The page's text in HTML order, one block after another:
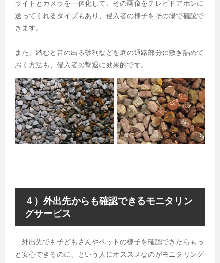
ライトとカメラを一体化して、その画像をテレビドアホンに
送ってくれるタイプもあり、侵入者の様子をその場で確認で
きます。
また、踏むと音の出る砂利などを庭の通路部分に敷き詰めて
おく方法も、侵入者の撃退に効果的です。
４）外出先からも確認できるモニタリン
グサービス
外出先でも子どもさんやペットの様子を確認できたらもっ
と安心できるのに、という人にオススメなのがモニタリング